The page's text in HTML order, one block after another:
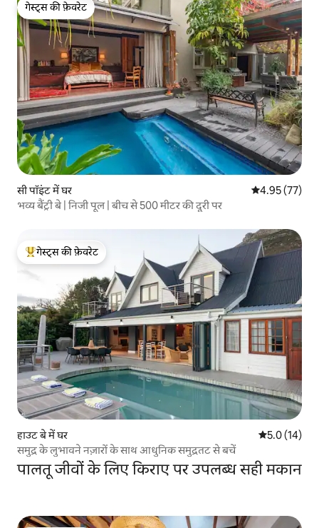
गेस्ट्स की फ़ेवरेट
गेस्ट्स की फ़ेवरेट
सी पॉइंट में घर औसत रेटिंग 5 में
4.95 (77)
भव्य बैंट्री बे | निजी पूल | बीच से 500 मीटर की दूरी पर
गेस्ट्स का टॉप फ़ेवरेट
गेस्ट्स की फ़ेवरेट
हाउट बे में घर औसत रेटिंग 5
5.0 (14)
समुद्र के लुभावने नज़ारों के साथ आधुनिक समुद्रतट से बचें
पालतू जीवों के लिए किराए पर उपलब्ध सही मकान